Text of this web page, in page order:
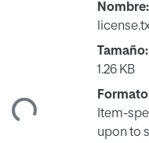
Nombre:
Tamaño:
1.26 KB
Item-
upon to